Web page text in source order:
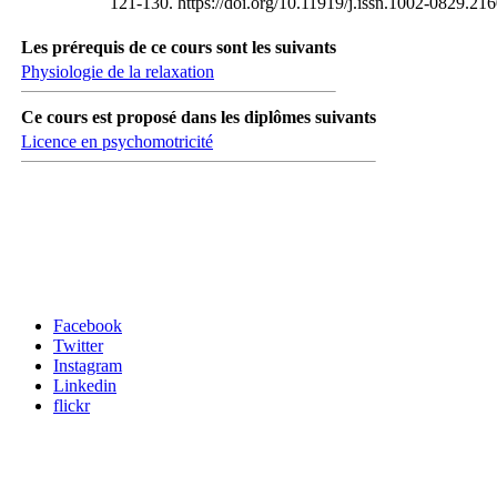
Les prérequis de ce cours sont les suivants
Physiologie de la relaxation
Ce cours est proposé dans les diplômes suivants
Licence en psychomotricité
Facebook
Twitter
Instagram
Linkedin
flickr